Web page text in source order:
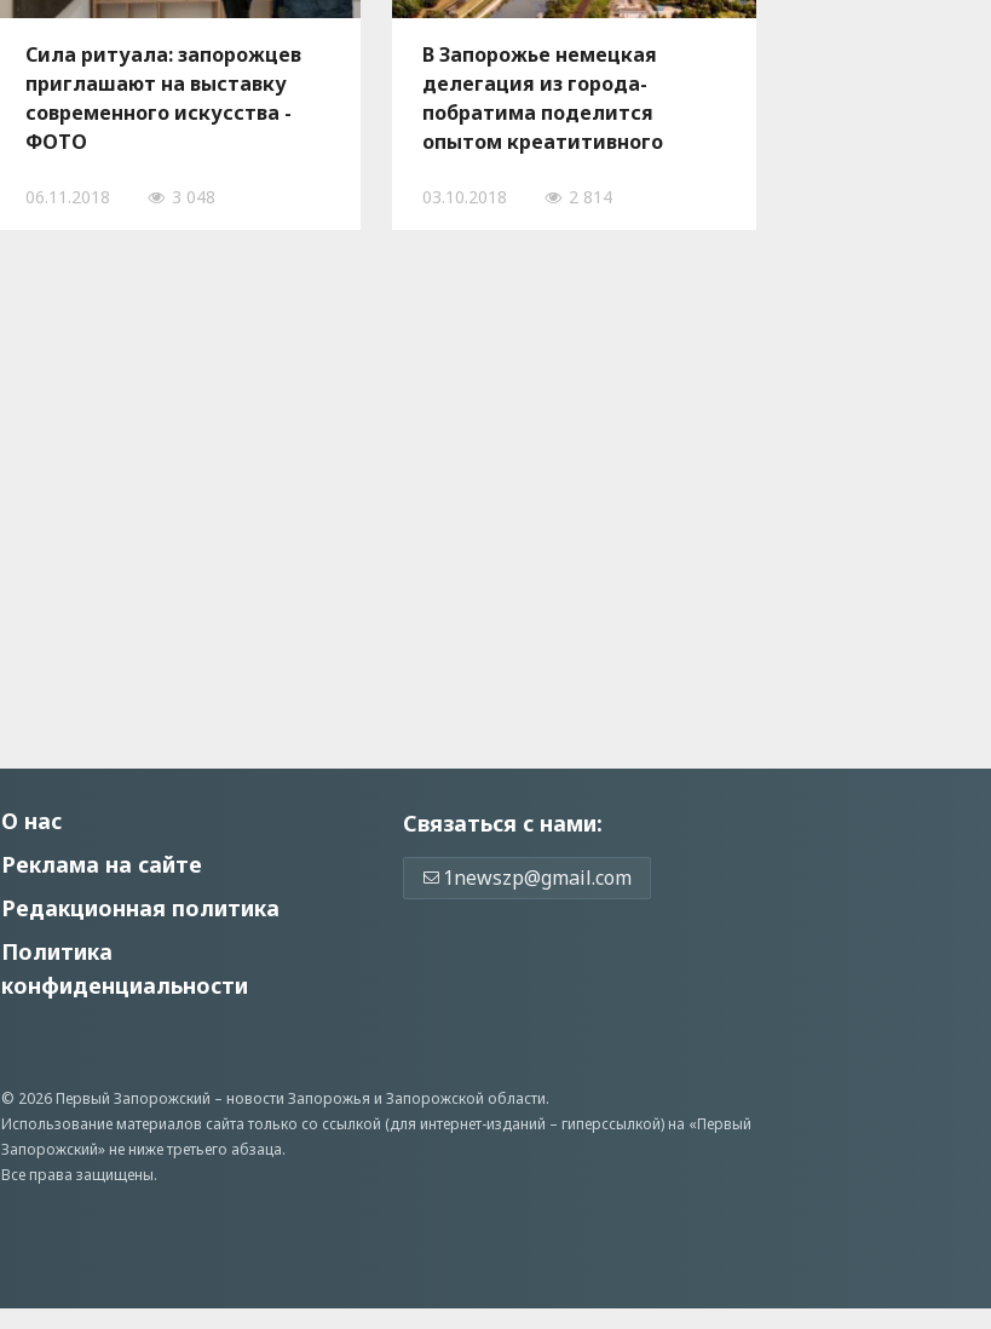
Сила ритуала: запорожцев
приглашают на выставку
современного искусства -
ФОТО
06.11.2018 3 048
В Запорожье немецкая
делегация из города-
побратима поделится
опытом креатитивного
пространства
03.10.2018 2 814
О нас
Реклама на сайте
Редакционная политика
Политика
конфиденциальности
Связаться с нами:
1newszp@gmail.com
© 2026 Первый Запорожский – новости Запорожья и Запорожской области.
Использование материалов сайта только со ссылкой (для интернет-изданий – гиперссылкой) на «Первый
Запорожский» не ниже третьего абзаца.
Все права защищены.